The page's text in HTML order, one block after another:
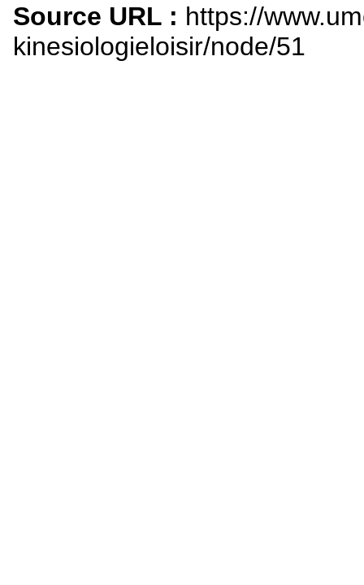
Source URL : https://
kinesiologieloisir/node/51